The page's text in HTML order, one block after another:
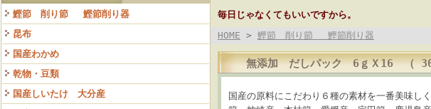
鰹節 削り節 鰹節削り器
昆布
国産わかめ
乾物・豆類
国産しいたけ 大分産
毎日じゃなくてもいいですから。
HOME > 鰹節 削り節 鰹節削り器
無添加 だしパック 6ｇＸ16 （
国産の原料にこだわり６種の素材を一番美味